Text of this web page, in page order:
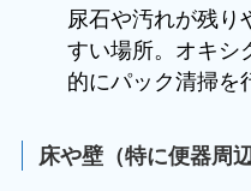
尿石や汚れが残り
すい場所。オキシ
的にパック清掃を
床や壁（特に便器周辺